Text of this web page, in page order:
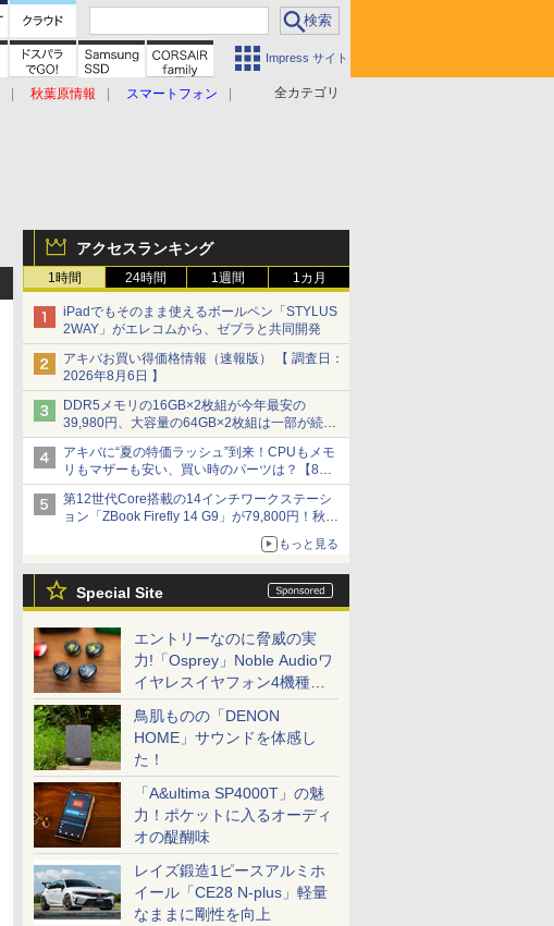
Impress サイト
全カテゴリ
秋葉原情報
スマートフォン
アクセスランキング
1時間 24時間 1週間 1カ月
iPadでもそのまま使えるボールペン「STYLUS
2WAY」がエレコムから、ゼブラと共同開発
アキバお買い得価格情報（速報版） 【 調査日：
2026年8月6日 】
DDR5メモリの16GB×2枚組が今年最安の
39,980円、大容量の64GB×2枚組は一部が続騰
[8月前半のメモリ価格]
アキバに“夏の特価ラッシュ”到来！CPUもメモ
リもマザーも安い、買い時のパーツは？【8月7
日(金)22時配信】
第12世代Core搭載の14インチワークステーシ
ョン「ZBook Firefly 14 G9」が79,800円！秋葉
もっと見る
Special Site
エントリーなのに脅威の実
力!「Osprey」Noble Audioワ
イヤレスイヤフォン4機種を
一気に聴く
鳥肌ものの「DENON
HOME」サウンドを体感し
た！
「A&ultima SP4000T」の魅
力！ポケットに入るオーディ
オの醍醐味
レイズ鍛造1ピースアルミホ
イール「CE28 N-plus」軽量
なままに剛性を向上